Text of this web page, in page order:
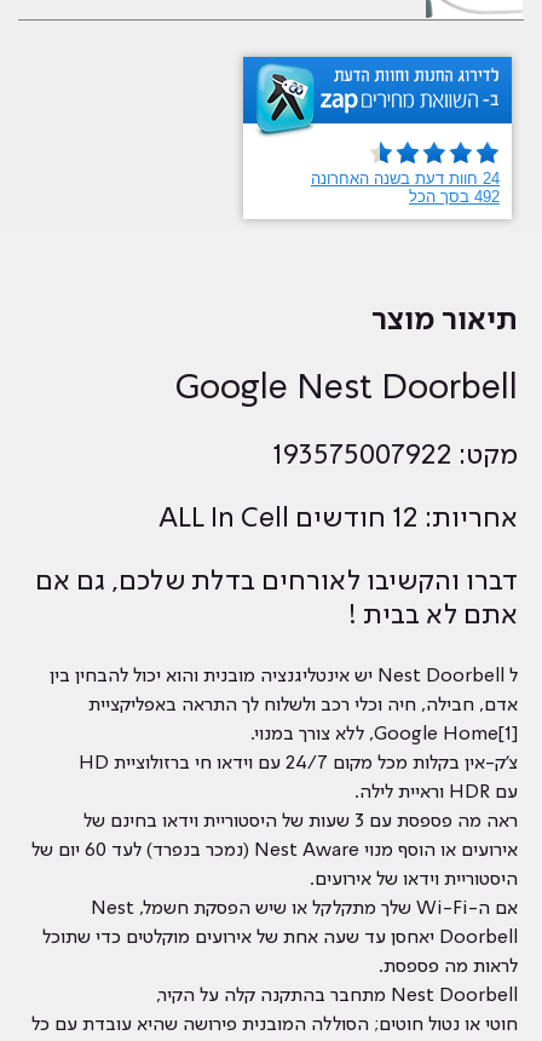
תיאור מוצר
Google Nest Doorbell
מקט: 193575007922
אחריות: 12 חודשים ALL In Cell
דברו והקשיבו לאורחים בדלת שלכם, גם אם
אתם לא בבית !
ל Nest Doorbell יש אינטליגנציה מובנית והוא יכול להבחין בין
אדם, חבילה, חיה וכלי רכב ולשלוח לך התראה באפליקציית
Google Home[1], ללא צורך במנוי.
צ'ק-אין בקלות מכל מקום 24/7 עם וידאו חי ברזולוציית HD
עם HDR וראיית לילה.
ראה מה פספסת עם 3 שעות של היסטוריית וידאו בחינם של
אירועים או הוסף מנוי Nest Aware (נמכר בנפרד) לעד 60 יום של
היסטוריית וידאו של אירועים.
אם ה-Wi-Fi שלך מתקלקל או שיש הפסקת חשמל, Nest
Doorbell יאחסן עד שעה אחת של אירועים מוקלטים כדי שתוכל
לראות מה פספסת.
Nest Doorbell מתחבר בהתקנה קלה על הקיר,
חוטי או נטול חוטים; הסוללה המובנית פירושה שהיא עובדת עם כל